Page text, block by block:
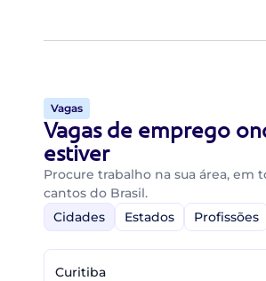
Vagas
Vagas de emprego
estiver
Procure trabalho na sua área, em
cantos do Brasil.
Cidades
Estados Profissões
Curitiba